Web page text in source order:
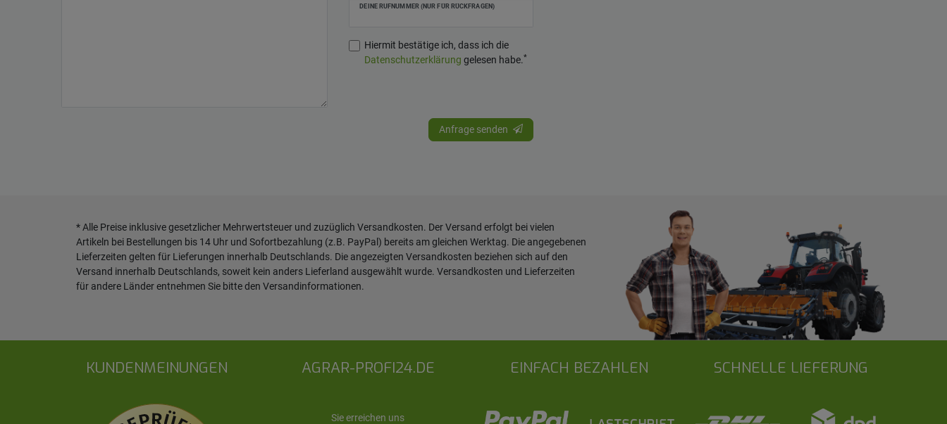
DEINE RUFNUMMER (NUR FÜR RÜCKFRAGEN)
Hiermit bestätige ich, dass ich die
Daten­schutz­erklärung gelesen habe.*
Anfrage senden
* Alle Preise inklusive gesetzlicher Mehrwertsteuer und zuzüglich Versandkosten. Der Versand erfolgt bei vielen
Artikeln bei Bestellungen bis 14 Uhr und Sofortbezahlung (z.B. PayPal) bereits am gleichen Werktag. Die angegebenen
Lieferzeiten gelten für Lieferungen innerhalb Deutschlands. Die angezeigten Versandkosten beziehen sich auf den
Versand innerhalb Deutschlands, soweit kein anders Lieferland ausgewählt wurde. Versandkosten und Lieferzeiten
für andere Länder entnehmen Sie bitte den Versandinformationen.
EINFACH BEZAHLEN SCHNELLE LIEFERUNG
KUNDENMEINUNGEN AGRAR-PROFI24.DE
Sie erreichen uns